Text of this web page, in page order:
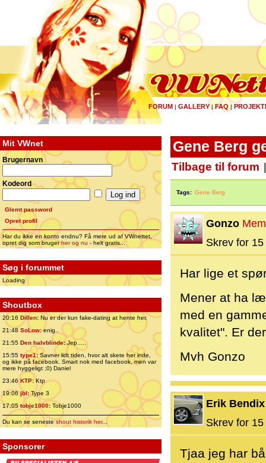
FORUM | GALLERY|FAQ |
Mit VWnet
Brugernavn
Kodeord
Glemt password
Opret profil
Har du ikke en konto endnu? Få mere ud af VWnettet,
opret dig som brugerher og nu - helt gratis...
Søg i forummet
Loading
Shoutbox
20:16 Dillen: Nu er der kun fake-dating at hente her.
21:48 SoLow:enig..
21:55 Den halvblinde:Jep.....
15:55 type1:Savner lidt tiden, hvor alt skete her inde,
og ikke på facebook. Smart nok med facebook, men var
mere hyggeligt ;0) Daniel
23:46 KTP:Ktp
19:06jbl:Type 3
17:05tobje1000: Tobje1000
Du kan se senesteshout historik her...
Sponsorer
Gene Berg
Tilbage til forum
Tags: Gene Berg
Gonzo
Skrev for
Har lige et
Mener at ha
med en
kvalitet". Er
Mvh Gonzo
Erik Bendix
Skrev for
Tjaa jeg har